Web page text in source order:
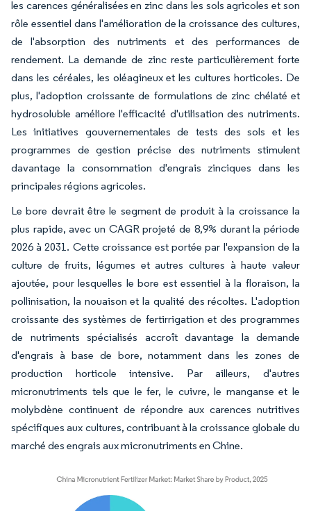
les carences généralisées en zinc dans les sols agricoles et son
rôle essentiel dans l'amélioration de la croissance des cultures,
de l'absorption des nutriments et des performances de
rendement. La demande de zinc reste particulièrement forte
dans les céréales, les oléagineux et les cultures horticoles. De
plus, l'adoption croissante de formulations de zinc chélaté et
hydrosoluble améliore l'efficacité d'utilisation des nutriments.
Les initiatives gouvernementales de tests des sols et les
programmes de gestion précise des nutriments stimulent
davantage la consommation d'engrais zinciques dans les
principales régions agricoles.
Le bore devrait être le segment de produit à la croissance la
plus rapide, avec un CAGR projeté de 8,9% durant la période
2026 à 2031. Cette croissance est portée par l'expansion de la
culture de fruits, légumes et autres cultures à haute valeur
ajoutée, pour lesquelles le bore est essentiel à la floraison, la
pollinisation, la nouaison et la qualité des récoltes. L'adoption
croissante des systèmes de fertirrigation et des programmes
de nutriments spécialisés accroît davantage la demande
d'engrais à base de bore, notamment dans les zones de
production horticole intensive. Par ailleurs, d'autres
micronutriments tels que le fer, le cuivre, le manganse et le
molybdène continuent de répondre aux carences nutritives
spécifiques aux cultures, contribuant à la croissance globale du
marché des engrais aux micronutriments en Chine.